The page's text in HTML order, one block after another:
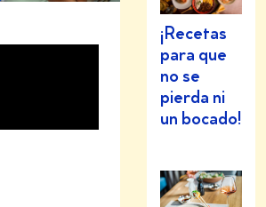
¡Recetas
para que
no se
pierda ni
un bocado!